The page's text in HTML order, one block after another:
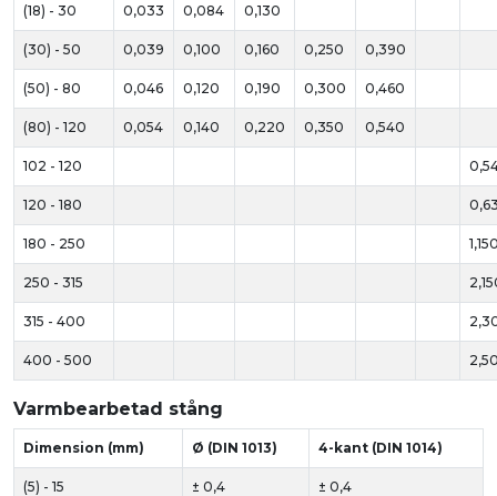
(18) - 30 0,033 0,084 0,130
(30) - 50 0,039 0,100 0,160 0,250 0,390
(50) - 80 0,046 0,120 0,190 0,300 0,460
(80) - 120 0,054 0,140 0,220 0,350 0,540
102 - 120
120 - 180
180 - 250
250 - 315
315 - 400
400 - 500
Varmbearbetad stång
Dimension (mm) Ø (DIN 1013) 4-kant (DIN 1014)
(5) - 15 ± 0,4 ± 0,4